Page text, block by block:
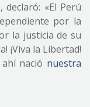
declaró: «El Perú
por la
la justicia de su
¡Viva la Libertad!
nació nuestra